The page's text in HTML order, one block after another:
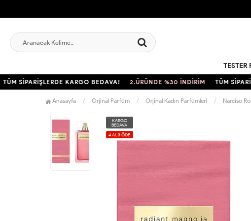
TESTER
KARGO BEDAVA! 2.ÜRÜNDE %30 İNDİRİM TÜM
Anasayfa Orjinal Parfüm Orjinal Kadın Parfümleri Narciso
KARGO
BEDAVA
4 AL 3 ÖDE